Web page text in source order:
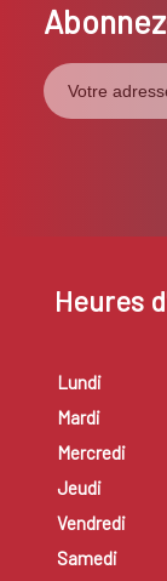
Heures
Lundi
Mardi
Mercredi
Jeudi
Vendredi
Samedi